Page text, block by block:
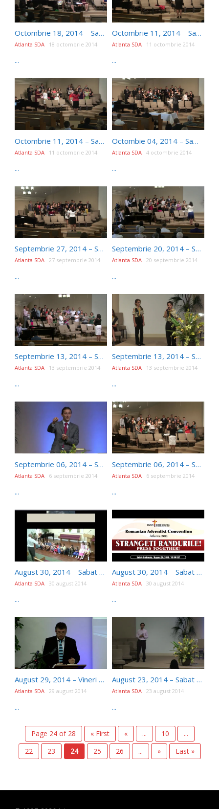
Octombrie 18, 2014 – Sabat dupa-amiaza – Program Tineret – Talantii La Lucru
Atlanta SDA 18 octombrie 2014
...
Octombrie 11, 2014 – Sabat dupa-amiaza – Daniel Serban – Unde Vei Gasi Har?
Atlanta SDA 11 octombrie 2014
...
Octombrie 11, 2014 – Sabat dimineata – Daniel Serban – Isus La El Acasa
Atlanta SDA 11 octombrie 2014
...
Octombie 04, 2014 – Sambata dimineata – Daniel Serban – El Este Viu
Atlanta SDA 4 octombrie 2014
...
Septembrie 27, 2014 – Sabat dimineata – Stefan Radu – Lumina Ascunsa
Atlanta SDA 27 septembrie 2014
...
Septembrie 20, 2014 – Sabat dimineata – Daniel Serban – Casa Noastra
Atlanta SDA 20 septembrie 2014
...
Septembrie 13, 2014 – Sabat dupa-amiaza – Mihaela Avramus – Calatorie Misionara – Insula Buvuma Uganda
Atlanta SDA 13 septembrie 2014
...
Septembrie 13, 2014 – Sabat dimineata – Program de Pathfinders – Forever Faithful
Atlanta SDA 13 septembrie 2014
...
Septembrie 06, 2014 – Sabat dupa-amiaza – Viorel Sestun – In Cautarea Timpului Pierdut
Atlanta SDA 6 septembrie 2014
...
Septembrie 06, 2014 – Sabat dimineata – Viorel Sestun – Pasind pe Pamant Sfant
Atlanta SDA 6 septembrie 2014
...
August 30, 2014 – Sabat dupa-amiaza – Romanian SDA Convention 2014
Atlanta SDA 30 august 2014
...
August 30, 2014 – Sabat dimineata – Romanian SDA Convention 2014
Atlanta SDA 30 august 2014
...
August 29, 2014 – Vineri seara – Intalnirea Romanilor Adventisti din America si Canada 2014
Atlanta SDA 29 august 2014
...
August 23, 2014 – Sabat dupa-amiaza – Florin Schimbinschi – Fericit…, de ce nu?
Atlanta SDA 23 august 2014
...
Page 24 of 28 « First « ... 10
...
22
23 24 25 26 ... » Last »